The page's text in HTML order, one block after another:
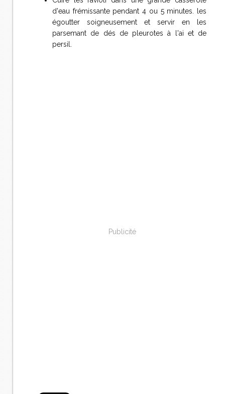
d'eau frémissante pendant 4 ou 5 minutes. les
égoutter soigneusement et servir en les
parsemant de dés de pleurotes à l'ai et de
persil.
Publicité